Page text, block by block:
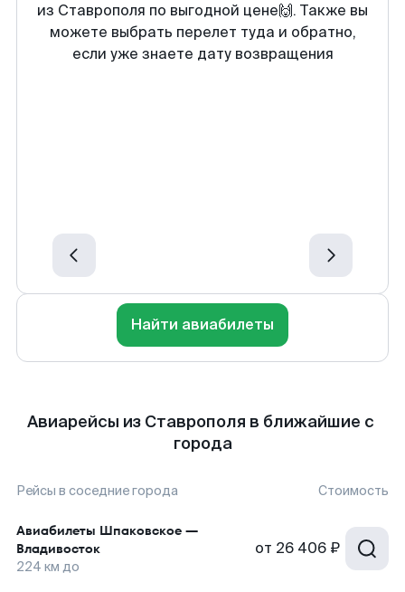
из Ставрополя по выгодной цене🙌. Также вы
можете выбрать перелет туда и обратно,
если уже знаете дату возвращения
Найти авиабилеты
Авиарейсы из Ставрополя в ближайшие с
города
Рейсы в соседние города Стоимость
Авиабилеты Шпаковское —
Владивосток
224 км до
от 26 406 ₽